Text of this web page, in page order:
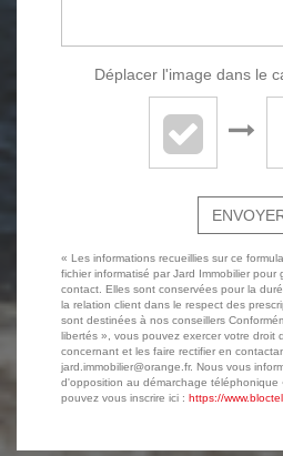
Déplacer l'image dans le
« Les informations recueillies sur ce
fichier informatisé par Jard Immobilier pour
contact. Elles sont conservées pour la
la relation client dans le respect des
sont destinées à nos conseillers
libertés », vous pouvez exercer votre droit
concernant et les faire rectifier en
jard.immobilier@orange.fr. Nous vous
d'opposition au démarchage téléphonique
pouvez vous inscrire ici : https://